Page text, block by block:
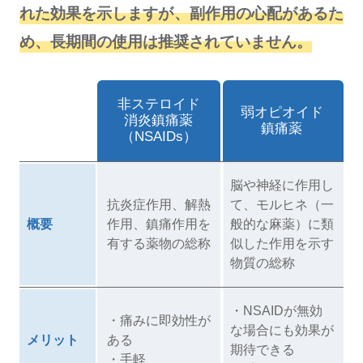
れた効果を示しますが、副作用の心配があるた
め、長期間の使用は推奨されていません。
非ステロイド
消炎鎮痛薬
（NSAIDs）
弱オピオイド
鎮痛薬
概要
抗炎症作用、解熱
作用、鎮痛作用を
有する薬物の総称
脳や神経に作用し
て、モルヒネ（一
般的な麻薬）に類
似した作用を示す
物質の総称
メリット
・痛みに即効性が
ある
・手軽
・NSAIDが無効
な場合にも効果が
期待できる